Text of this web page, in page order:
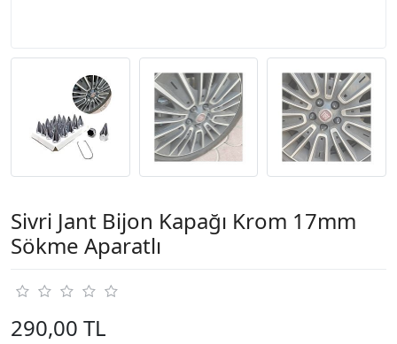
Sivri Jant Bijon Kapağı Krom 17mm
Sökme Aparatlı
290,00 TL